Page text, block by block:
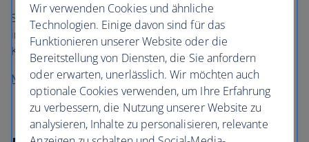
Sie können vor Ihrem Abflug auch eine Tasse (oder zwei)
in unseren First- und Business-Lounges im Vereinigten
Königreich genießen.
Mehr erfahren über Grind
Wir verwenden Cookies und ähnliche
Technologien. Einige davon sind für das
Funktionieren unserer Website oder die
Bereitstellung von Diensten, die Sie anfordern
oder erwarten, unerlässlich. Wir möchten auch
optionale Cookies verwenden, um Ihre Erfahrung
zu verbessern, die Nutzung unserer Website zu
analysieren, Inhalte zu personalisieren, relevante